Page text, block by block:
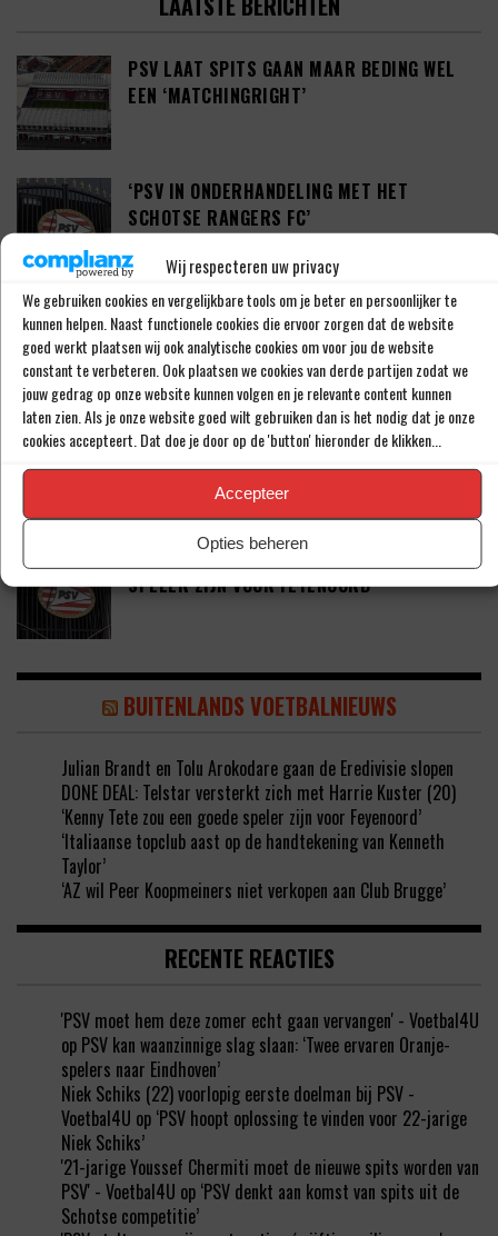
Wij respecteren uw privacy
We gebruiken cookies en vergelijkbare tools om je beter en persoonlijker te
kunnen helpen. Naast functionele cookies die ervoor zorgen dat de website
goed werkt plaatsen wij ook analytische cookies om voor jou de website
constant te verbeteren. Ook plaatsen we cookies van derde partijen zodat we
jouw gedrag op onze website kunnen volgen en je relevante content kunnen
laten zien. Als je onze website goed wilt gebruiken dan is het nodig dat je onze
cookies accepteert. Dat doe je door op de 'button' hieronder de klikken...
Accepteer
Opties beheren
PSV LAAT SPITS GAAN MAAR BEDING WEL
EEN ‘MATCHINGRIGHT’
‘PSV IN ONDERHANDELING MET HET
SCHOTSE RANGERS FC’
‘PSV WIL ZICH GAAN VERSTERKEN MET 29-
JARIGE ADAMA CAMARA’
JOEL DROMMEL (29) TEKENT VOOR VIER
JAAR BIJ FC TWENTE
‘COUHAIB DRIOUECH ZOU EEN PRIMA
SPELER ZIJN VOOR FEYENOORD’
BUITENLANDS VOETBALNIEUWS
Julian Brandt en Tolu Arokodare gaan de Eredivisie slopen
DONE DEAL: Telstar versterkt zich met Harrie Kuster (20)
‘Kenny Tete zou een goede speler zijn voor Feyenoord’
‘Italiaanse topclub aast op de handtekening van Kenneth
Taylor’
‘AZ wil Peer Koopmeiners niet verkopen aan Club Brugge’
RECENTE REACTIES
'PSV moet hem deze zomer echt gaan vervangen' - Voetbal4U
op PSV kan waanzinnige slag slaan: ‘Twee ervaren Oranje-
spelers naar Eindhoven’
Niek Schiks (22) voorlopig eerste doelman bij PSV -
Voetbal4U op ‘PSV hoopt oplossing te vinden voor 22-jarige
Niek Schiks’
'21-jarige Youssef Chermiti moet de nieuwe spits worden van
PSV' - Voetbal4U op ‘PSV denkt aan komst van spits uit de
Schotse competitie’